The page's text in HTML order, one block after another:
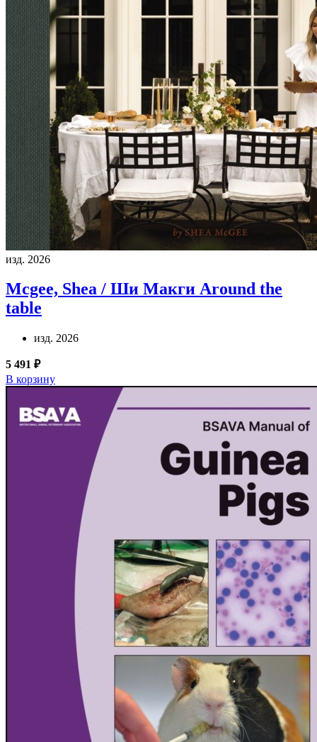
изд. 2026
Mcgee, Shea / Ши Макги Around the
table
изд. 2026
5 491 ₽
В корзину